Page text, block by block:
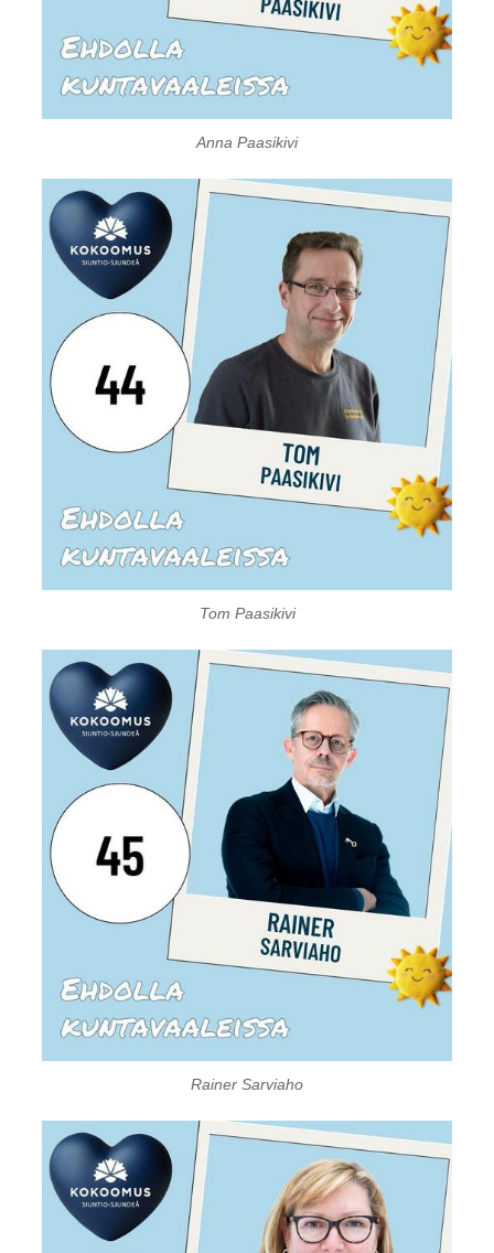
Anna Paasikivi
Tom Paasikivi
Rainer Sarviaho